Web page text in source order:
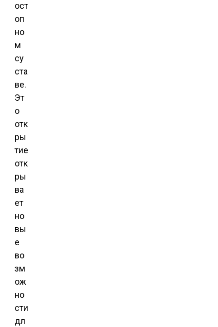
ост
оп
но
м
су
ста
ве.
Эт
о
отк
ры
тие
отк
ры
ва
ет
но
вы
е
во
зм
ож
но
сти
дл